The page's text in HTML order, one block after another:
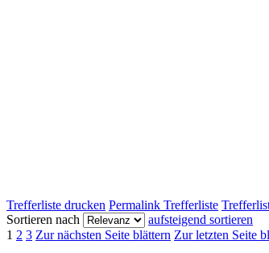
Trefferliste drucken Permalink Trefferliste
Sortieren nach
aufsteigend sortieren
1 2 3 Zur nächsten Seite blättern Zur letzten Seite